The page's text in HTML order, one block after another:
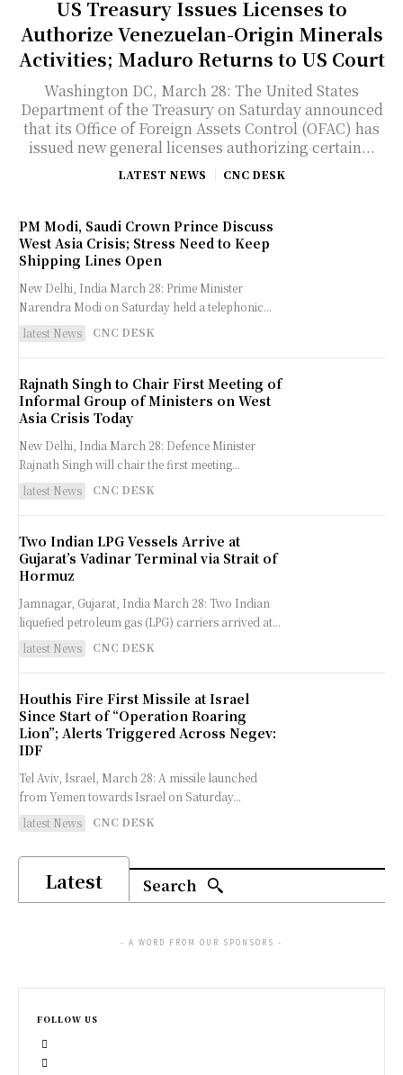
US Treasury Issues Licenses to
Authorize Venezuelan-Origin Minerals
Activities; Maduro Returns to US Court
Washington DC, March 28: The United States
Department of the Treasury on Saturday announced
that its Office of Foreign Assets Control (OFAC) has
issued new general licenses authorizing certain...
LATEST NEWS CNC DESK
PM Modi, Saudi Crown Prince Discuss
West Asia Crisis; Stress Need to Keep
Shipping Lines Open
New Delhi, India March 28: Prime Minister
Narendra Modi on Saturday held a telephonic...
latest News
CNC DESK
Rajnath Singh to Chair First Meeting of
Informal Group of Ministers on West
Asia Crisis Today
New Delhi, India March 28: Defence Minister
Rajnath Singh will chair the first meeting...
latest News
CNC DESK
Two Indian LPG Vessels Arrive at
Gujarat’s Vadinar Terminal via Strait of
Hormuz
Jamnagar, Gujarat, India March 28: Two Indian
liquefied petroleum gas (LPG) carriers arrived at...
latest News
CNC DESK
Houthis Fire First Missile at Israel
Since Start of “Operation Roaring
Lion”; Alerts Triggered Across Negev:
IDF
Tel Aviv, Israel, March 28: A missile launched
from Yemen towards Israel on Saturday...
latest News
CNC DESK
Latest Search
- A WORD FROM OUR SPONSORS -
FOLLOW US